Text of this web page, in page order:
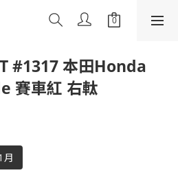
#1317 本田Honda
賽車紅 右軚
月